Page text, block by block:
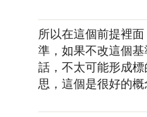
所以在這個前提裡
準，如果不改這個
話，不太可能形成
思，這個是很好的概